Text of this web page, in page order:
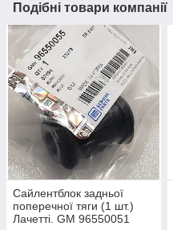
Подібні товари компанії
Сайлентблок задньої
поперечної тяги (1 шт.)
Лачетті. GM 96550051